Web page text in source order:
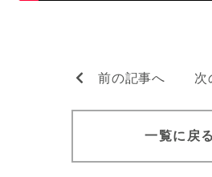
前の記事へ
一覧に戻る